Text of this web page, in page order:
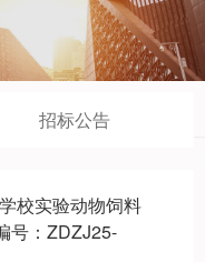
策
招标公告
校实验动物饲料
号：ZDZJ25-